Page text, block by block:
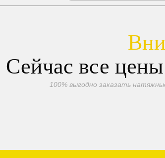
Сейчас все
100% выгодно заказать